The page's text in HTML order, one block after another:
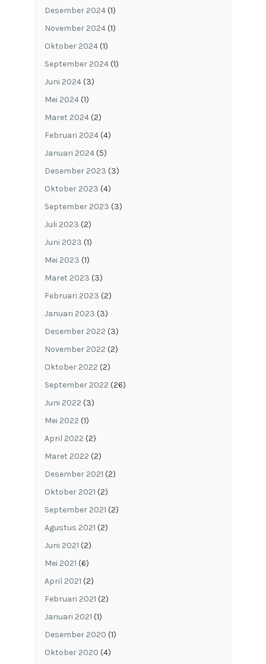
Desember 2024(1)
November 2024(1)
Oktober 2024(1)
September 2024(1)
Juni 2024(3)
Mei 2024(1)
Maret 2024(2)
Februari 2024(4)
Januari 2024(5)
Desember 2023 (3)
Oktober 2023 (4)
September 2023 (3)
Juli 2023 (2)
Juni 2023 (1)
Mei 2023 (1)
Maret 2023 (3)
Februari 2023 (2)
Januari 2023 (3)
Desember 2022 (3)
November 2022 (2)
Oktober 2022 (2)
September 2022 (26)
Juni 2022 (3)
Mei 2022 (1)
April 2022 (2)
Maret 2022 (2)
Desember 2021 (2)
Oktober 2021 (2)
September 2021 (2)
Agustus 2021 (2)
Juni 2021 (2)
Mei 2021 (6)
April 2021 (2)
Februari 2021 (2)
Januari 2021 (1)
Desember 2020 (1)
Oktober 2020 (4)